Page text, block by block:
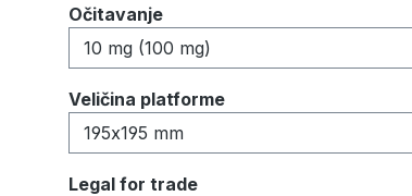
Odaberi
Očitavanje
Odaberi
Veličina platforme
Odaberi
Legal for trade